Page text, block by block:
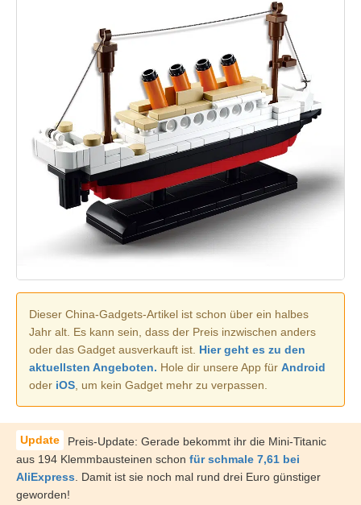
Dieser China-Gadgets-Artikel ist schon über ein halbes
Jahr alt. Es kann sein, dass der Preis inzwischen anders
oder das Gadget ausverkauft ist. Hier geht es zu den
aktuellsten Angeboten. Hole dir unsere App für Android
oder iOS , um kein Gadget mehr zu verpassen.
Preis-Update: Gerade bekommt ihr die Mini-Titanic
aus 194 Klemmbausteinen schon für schmale 7,61 bei
AliExpress . Damit ist sie noch mal rund drei Euro günstiger
geworden!